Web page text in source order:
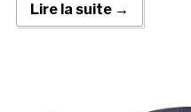
Lire la suite →